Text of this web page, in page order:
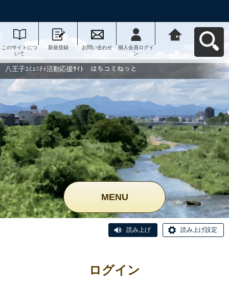
このサイトにつ
いて
新規登録 お問い合わせ
個人会員ログイ
ン
動応援ｻｲﾄ はち
コミねっとへ戻
八王子ｺﾐｭﾆﾃｨ活動応援ｻｲﾄ はちコミねっと
MENU
読み上げ 読み上げ設定
ログイン